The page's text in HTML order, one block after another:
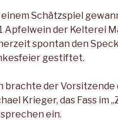
einem Schätzspiel
Apfelwein der Kelterei
spontan den
gestiftet.
brachte der
Krieger, das Fass im
ein.